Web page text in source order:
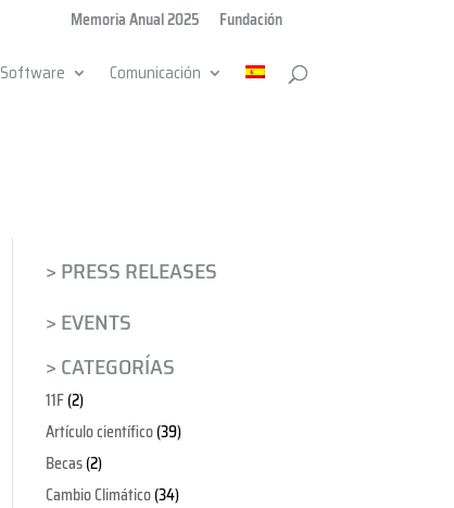
Memoria Anual 2025 Fundación
Software Comunicación
> PRESS RELEASES
> EVENTS
> CATEGORÍAS
11F(2)
Artículo científico(39)
Becas(2)
Cambio Climático(34)